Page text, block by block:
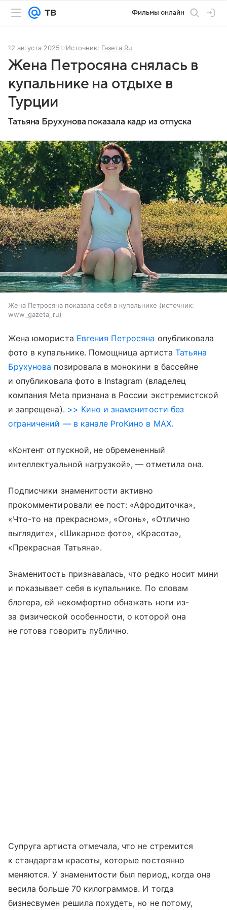
Фильмы онлайн
12 августа 2025 Источник: Газета.Ru
Жена Петросяна снялась в
купальнике на отдыхе в
Турции
Татьяна Брухунова показала кадр из отпуска
Жена Петросяна показала себя в купальнике
источник:
www_gazeta_ru
Жена юмориста Евгения Петросяна опубликовала
фото в купальнике. Помощница артиста Татьяна
Брухунова позировала в монокини в бассейне
и опубликовала фото в Instagram (владелец
компания Meta признана в России экстремистской
и запрещена). >> Кино и знаменитости без
ограничений — в канале ProКино в MAX.
«Контент отпускной, не обремененный
интеллектуальной нагрузкой», — отметила она.
Подписчики знаменитости активно
прокомментировали ее пост: «Афродиточка»,
«Что-то на прекрасном», «Огонь», «Отлично
выглядите», «Шикарное фото», «Красота»,
«Прекрасная Татьяна».
Знаменитость признавалась, что редко носит мини
и показывает себя в купальнике. По словам
блогера, ей некомфортно обнажать ноги из-
за физической особенности, о которой она
не готова говорить публично.
Супруга артиста отмечала, что не стремится
к стандартам красоты, которые постоянно
меняются. У знаменитости был период, когда она
весила больше 70 килограммов. И тогда
бизнесвумен решила похудеть, но не потому,